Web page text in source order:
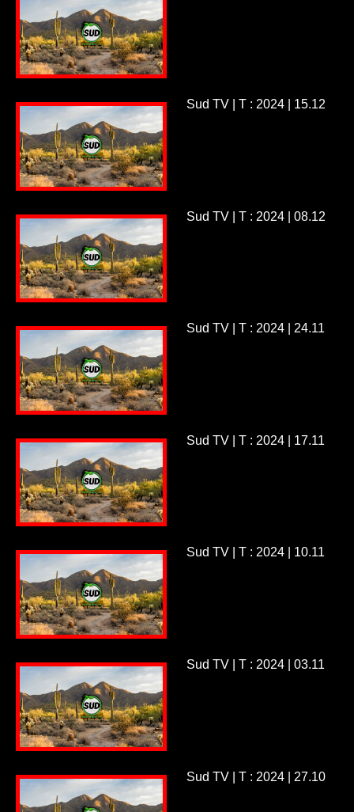
Sud TV | T : 2024 | 15.12
Sud TV | T : 2024 | 08.12
Sud TV | T : 2024 | 24.11
Sud TV | T : 2024 | 17.11
Sud TV | T : 2024 | 10.11
Sud TV | T : 2024 | 03.11
Sud TV | T : 2024 | 27.10